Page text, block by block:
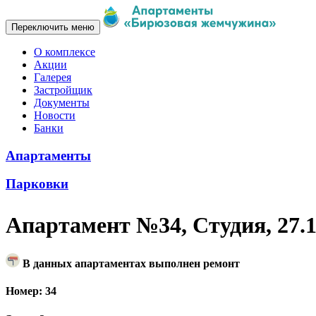
Переключить меню
О комплексе
Акции
Галерея
Застройщик
Документы
Новости
Банки
Апартаменты
Парковки
Апартамент №34, Студия,
В данных апартаментах выполнен ремонт
Номер: 34